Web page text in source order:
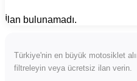
İlan bulunamadı.
Türkiye'nin en büyük motosiklet
filtreleyin veya ücretsiz ilan verin.